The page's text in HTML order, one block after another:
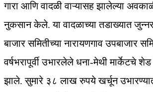
गारा आणि वादळी वाऱ्यासह झालेल्या
नुकसान केले. या वादळाच्या तडाख्यात
बाजार समितीच्या नारायणगाव उपबाजार
वर्षभरापूर्वी उभारलेले धना-मेथी मार्केटचे
झाले. सुमारे ३८ लाख रुपये खर्चून